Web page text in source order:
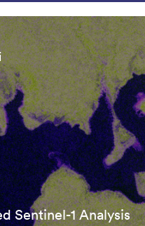
Sentinel-1 Analysis